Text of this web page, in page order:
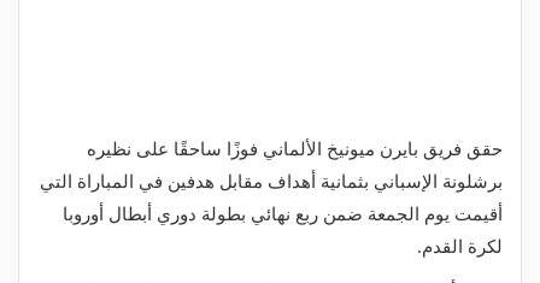
حقق فريق بايرن ميونيخ الألماني فوزًا ساحقًا على نظيره
برشلونة الإسباني بثمانية أهداف مقابل هدفين في المباراة التي
أقيمت يوم الجمعة ضمن ربع نهائي بطولة دوري أبطال أوروبا
لكرة القدم.